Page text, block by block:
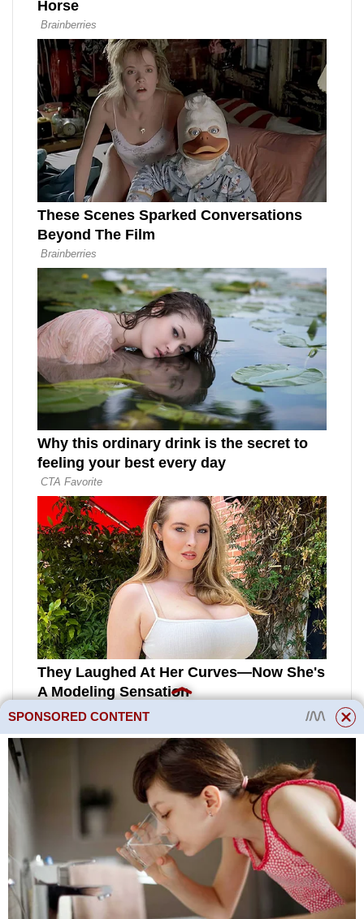
Přečtěte si více
Jak dosáhnout
vysokého výnosu
malin pomocí jarního
hnojení
Do písmene Z
Bully, Sigmund, Zakhar,
SPONSORED CONTENT